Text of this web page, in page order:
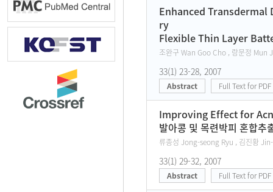
Enhanced
ry
Flexible Thin Layer
조완구 Wan Goo Cho , 랑문정
33(1) 23-28, 2007
Abstract Full Text for PDF
Improving Effect for
발아콩 및 목련박피 혼합
류종성 Jong-seong Ryu , 김진황
33(1) 29-32, 2007
Abstract Full Text for PDF